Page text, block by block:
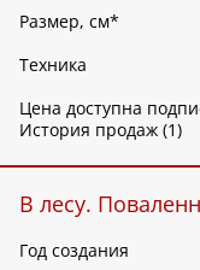
Размер, см*
Техника
Цена доступна
История продаж (1)
В лесу.
Год создания